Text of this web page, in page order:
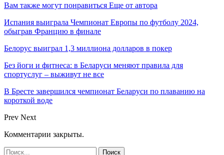
Вам также могут понравиться Еще от автора
Испания выиграла Чемпионат Европы по футболу 2024,
обыграв Францию в финале
Белорус выиграл 1,3 миллиона долларов в покер
Без йоги и фитнеса: в Беларуси меняют правила для
спортуслуг – выживут не все
В Бресте завершился чемпионат Беларуси по плаванию на
короткой воде
Prev Next
Комментарии закрыты.